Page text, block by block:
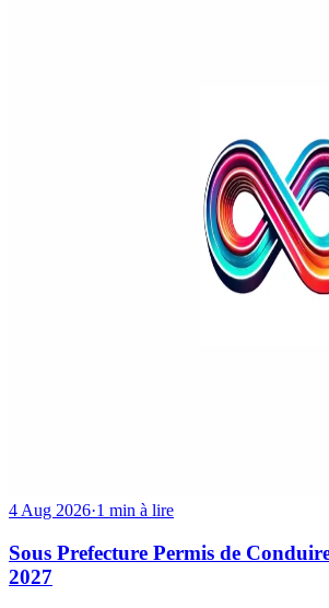
4 Aug 2026·1 min à lire
Sous Prefecture Permis de
2027